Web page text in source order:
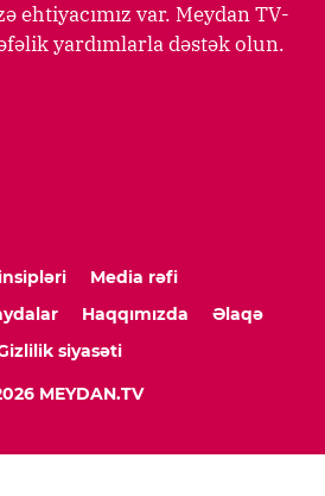
ehtiyacımız var. Meydan TV-
yardımlarla dəstək olun.
Media rəfi
Haqqımızda
Əlaqə
siyasəti
MEYDAN.TV